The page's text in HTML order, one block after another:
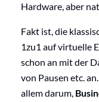
Hardware, aber
Fakt ist, die
1zu1 auf virtuelle
schon an mit der
von Pausen etc.
allem darum,